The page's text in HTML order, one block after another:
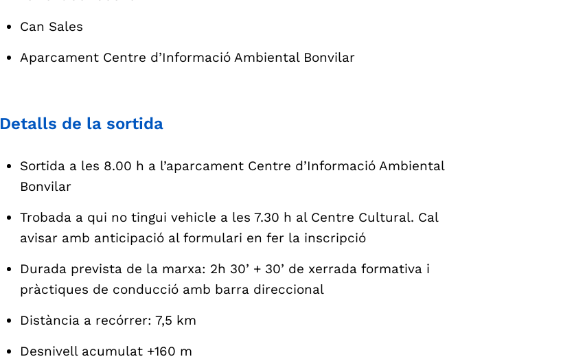
Can Sales
Aparcament Centre d’Informació Ambiental Bonvilar
Detalls de la sortida
Sortida a les 8.00 h a l’aparcament Centre d’Informació Ambiental
Bonvilar
Trobada a qui no tingui vehicle a les 7.30 h al Centre Cultural. Cal
avisar amb anticipació al formulari en fer la inscripció
Durada prevista de la marxa: 2h 30’ + 30’ de xerrada formativa i
pràctiques de conducció amb barra direccional
Distància a recórrer: 7,5 km
Desnivell acumulat +160 m